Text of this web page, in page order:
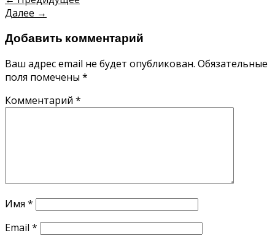
Далее →
Добавить комментарий
Ваш адрес email не будет опубликован. Обязательные
поля помечены *
Комментарий *
Имя *
Email *